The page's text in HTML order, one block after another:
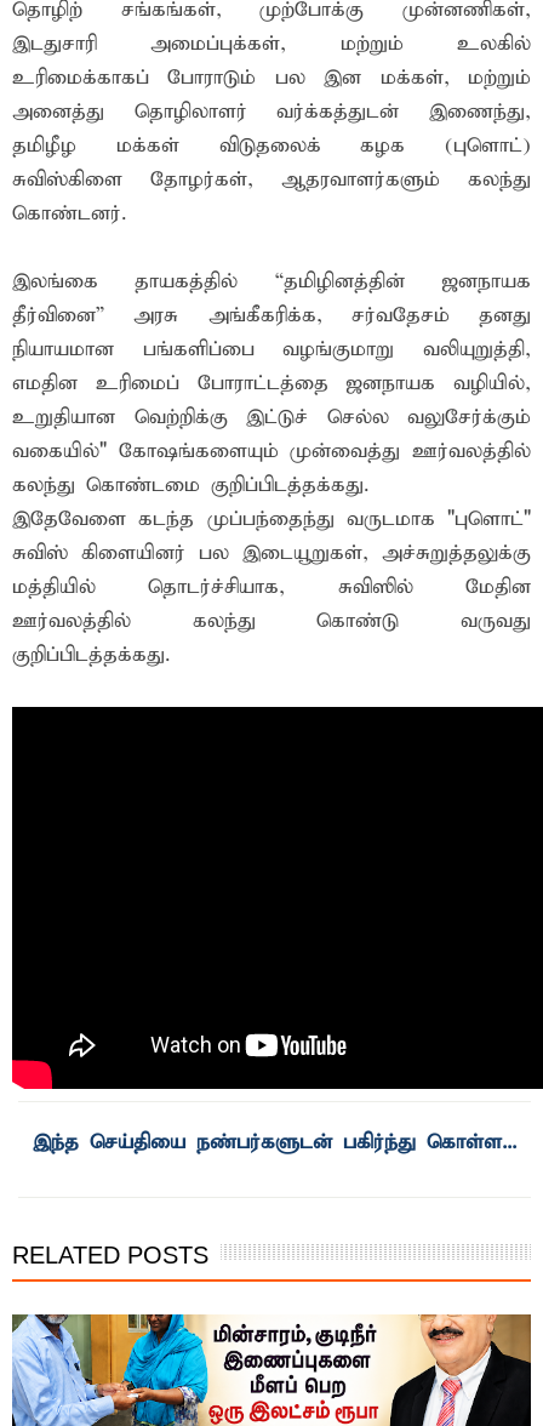
தொழிற் சங்கங்கள், முற்போக்கு முன்னணிகள்,
இடதுசாரி அமைப்புக்கள், மற்றும் உலகில்
உரிமைக்காகப் போராடும் பல இன மக்கள், மற்றும்
அனைத்து தொழிலாளர் வர்க்கத்துடன் இணைந்து,
தமிழீழ மக்கள் விடுதலைக் கழக (புளொட்)
சுவிஸ்கிளை தோழர்கள், ஆதரவாளர்களும் கலந்து
கொண்டனர்.
இலங்கை தாயகத்தில் “தமிழினத்தின் ஜனநாயக
தீர்வினை” அரசு அங்கீகரிக்க, சர்வதேசம் தனது
நியாயமான பங்களிப்பை வழங்குமாறு வலியுறுத்தி,
எமதின உரிமைப் போராட்டத்தை ஜனநாயக வழியில்,
உறுதியான வெற்றிக்கு இட்டுச் செல்ல வலுசேர்க்கும்
வகையில்" கோஷங்களையும் முன்வைத்து ஊர்வலத்தில்
கலந்து கொண்டமை குறிப்பிடத்தக்கது.
இதேவேளை கடந்த முப்பந்தைந்து வருடமாக "புளொட்"
சுவிஸ் கிளையினர் பல இடையூறுகள், அச்சுறுத்தலுக்கு
மத்தியில் தொடர்ச்சியாக, சுவிஸில் மேதின
ஊர்வலத்தில் கலந்து கொண்டு வருவது
குறிப்பிடத்தக்கது.
RELATED POSTS